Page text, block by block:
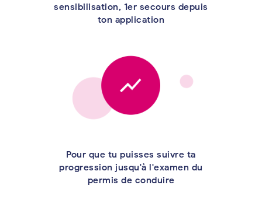
sensibilisation, 1er secours depuis
ton application
Pour que tu puisses suivre ta
progression jusqu'à l'examen du
permis de conduire